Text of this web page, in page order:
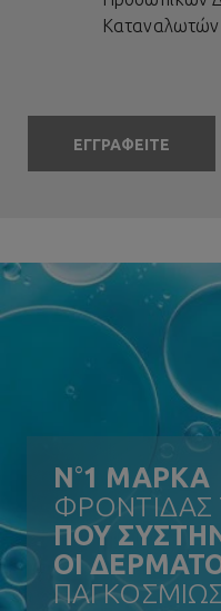
Καταναλωτών
ΕΓΓΡΑΦΕΙΤΕ
N°1 ΜΑΡΚΑ
ΠΟΥ
ΟΙ